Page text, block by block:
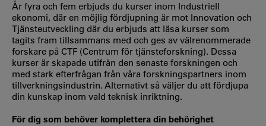
År fyra och fem erbjuds du kurser inom Industriell
ekonomi, där en möjlig fördjupning är mot Innovation och
Tjänsteutveckling där du erbjuds att läsa kurser som
tagits fram tillsammans med och ges av välrenommerade
forskare på CTF (Centrum för tjänsteforskning). Dessa
kurser är skapade utifrån den senaste forskningen och
med stark efterfrågan från våra forskningspartners inom
tillverkningsindustrin. Alternativt så väljer du att fördjupa
din kunskap inom vald teknisk inriktning.
För dig som behöver komplettera din behörighet